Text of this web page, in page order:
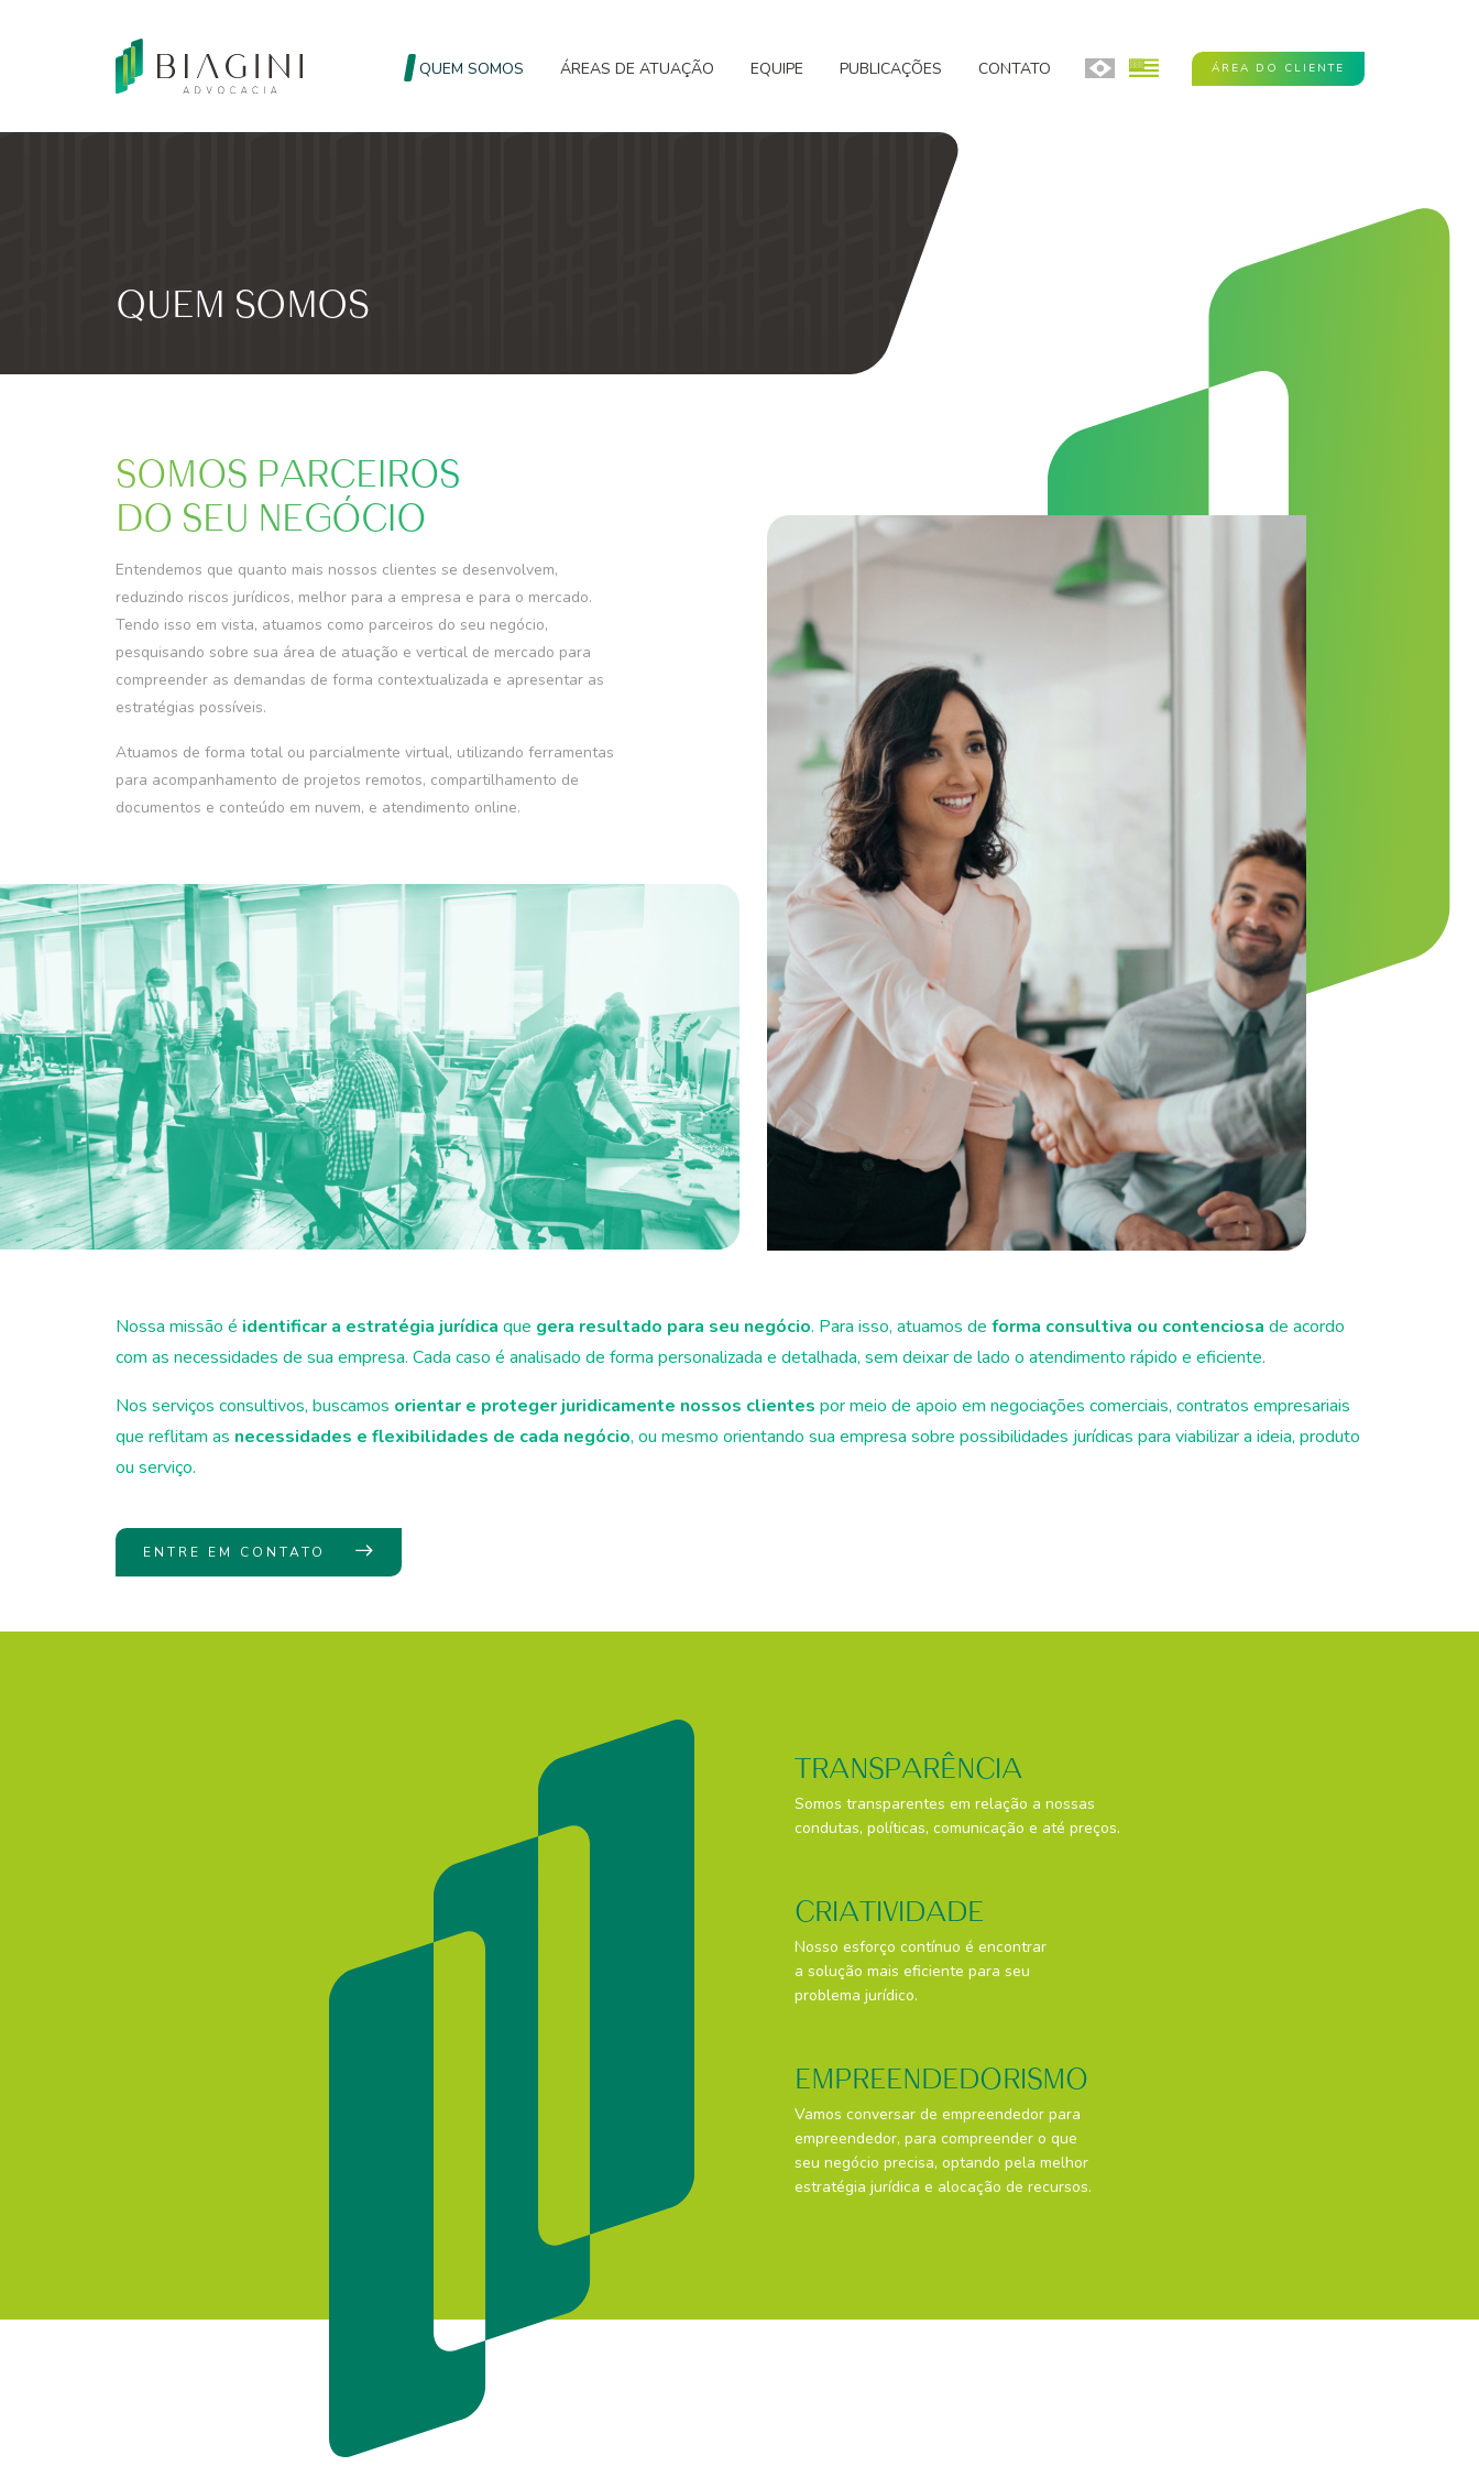
QUEM SOMOS ÁREAS DE ATUAÇÃO EQUIPE PUBLICAÇÕES CONTATO ÁREA DO CLIENTE
QUEM SOMOS
SOMOS PARCEIROS
DO SEU NEGÓCIO
Entendemos que quanto mais nossos clientes se desenvolvem,
reduzindo riscos jurídicos, melhor para a empresa e para o mercado.
Tendo isso em vista, atuamos como parceiros do seu negócio,
pesquisando sobre sua área de atuação e vertical de mercado para
compreender as demandas de forma contextualizada e apresentar as
estratégias possíveis.
Atuamos de forma total ou parcialmente virtual, utilizando ferramentas
para acompanhamento de projetos remotos, compartilhamento de
documentos e conteúdo em nuvem, e atendimento online.
Nossa missão é identificar a estratégia jurídica que gera resultado para seu negócio. Para isso, atuamos de forma consultiva ou contenciosa de acordo
com as necessidades de sua empresa. Cada caso é analisado de forma personalizada e detalhada, sem deixar de lado o atendimento rápido e eficiente.
Nos serviços consultivos, buscamos orientar e proteger juridicamente nossos clientes por meio de apoio em negociações comerciais, contratos empresariais
que reflitam as necessidades e flexibilidades de cada negócio, ou mesmo orientando sua empresa sobre possibilidades jurídicas para viabilizar a ideia, produto
ou serviço.
ENTRE EM CONTATO
TRANSPARÊNCIA
Somos transparentes em relação a nossas
condutas, políticas, comunicação e até preços.
CRIATIVIDADE
Nosso esforço contínuo é encontrar
a solução mais eficiente para seu
problema jurídico.
EMPREENDEDORISMO
Vamos conversar de empreendedor para
empreendedor, para compreender o que
seu negócio precisa, optando pela melhor
estratégia jurídica e alocação de recursos.